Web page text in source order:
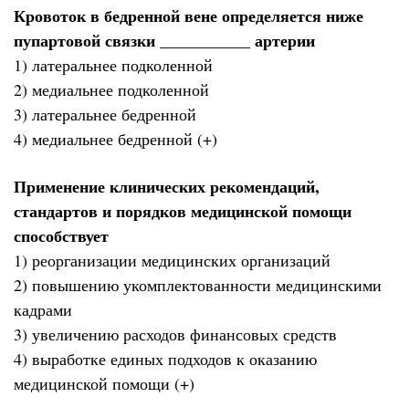
Кровоток в бедренной вене определяется ниже
пупартовой связки ___________ артерии
1) латеральнее подколенной
2) медиальнее подколенной
3) латеральнее бедренной
4) медиальнее бедренной (+)
Применение клинических рекомендаций,
стандартов и порядков медицинской помощи
способствует
1) реорганизации медицинских организаций
2) повышению укомплектованности медицинскими
кадрами
3) увеличению расходов финансовых средств
4) выработке единых подходов к оказанию
медицинской помощи (+)